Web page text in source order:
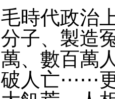
毛時代政治
分子、製造
萬、數百萬
破人亡⋯⋯更